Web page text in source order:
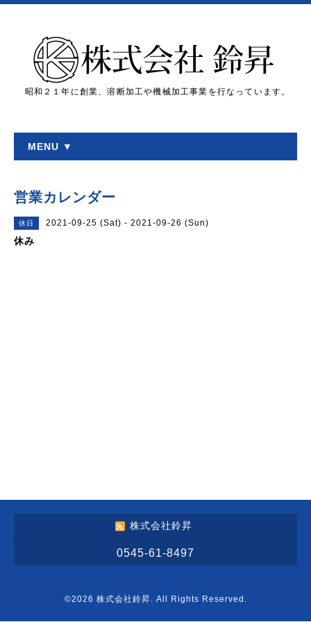
昭和２１年に創業、溶断加工や機械加工事業を行なっています。
MENU ▼
営業カレンダー
休日 2021-09-25 (Sat) - 2021-09-26 (Sun)
休み
株式会社鈴昇
0545-61-8497
©2026 株式会社鈴昇. All Rights Reserved.